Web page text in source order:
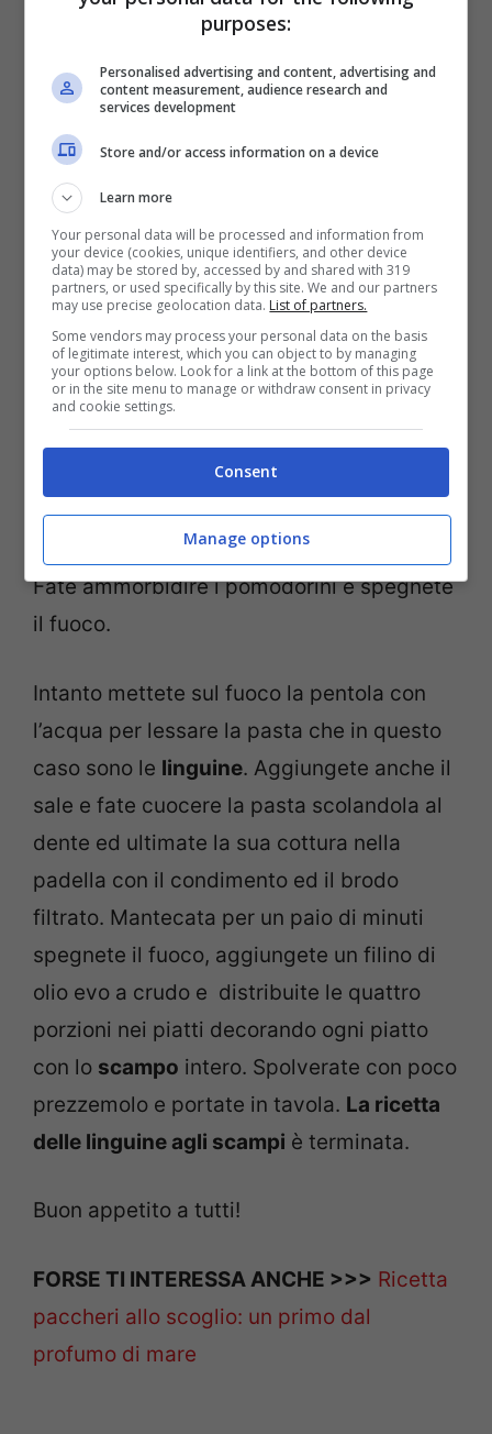
decorazione del piatto. Per sgusciarli
bisogna praticare una piccola incisione
lungo tutta la coda per estrarre la polpa.
Con i gusci e le teste degli
tecnicamente
servirà per insaporire il tutto ( lasciate
bollire gusci e teste per 2 minuti e io
spegnete il fuoco). Prendete una padella
capiente e mettete olio ed aglio. Fate
leggermente imbiondire l’aglio ed inserite
scampisia quelli sgusciati sia quelli
interi. Girateli e versate subito il 1/2
bicchiere di brandy. Fate evaporare ed
aggiungete i pomodorini tagliati a metà.
Fate ammorbidire i pomodorini e spegnete
il fuoco.
Intanto mettete sul fuoco la pentola con
l’acqua per lessare la pasta che in questo
caso sono le linguine. Aggiungete anche il
sale e fate cuocere la pasta scolandola al
dente ed ultimate la sua cottura nella
padella con il condimento ed il brodo
filtrato. Mantecata per un paio di minuti
spegnete il fuoco, aggiungete un filino di
olio evo a crudo e distribuite le quattro
porzioni nei piatti decorando ogni piatto
con lo scampo intero. Spolverate con poco
prezzemolo e portate in tavola. La ricetta
delle linguine agli scampi è terminata.
Buon appetito a tutti!
FORSE TI INTERESSA ANCHE >>> Ricetta
paccheri allo scoglio: un primo dal
profumo di mare
purposes:
Personalised advertising and content, advertising and
content measurement, audience research and
services development
Store and/or access information on a device
Learn more
Your personal data will be processed and information from
your device (cookies, unique identifiers, and other device
data) may be stored by, accessed by and shared with 319
partners, or used specifically by this site. We and our partners
may use precise geolocation data. List of partners.
Some vendors may process your personal data on the basis
of legitimate interest, which you can object to by managing
your options below. Look for a link at the bottom of this page
or in the site menu to manage or withdraw consent in privacy
and cookie settings.
Consent
Manage options